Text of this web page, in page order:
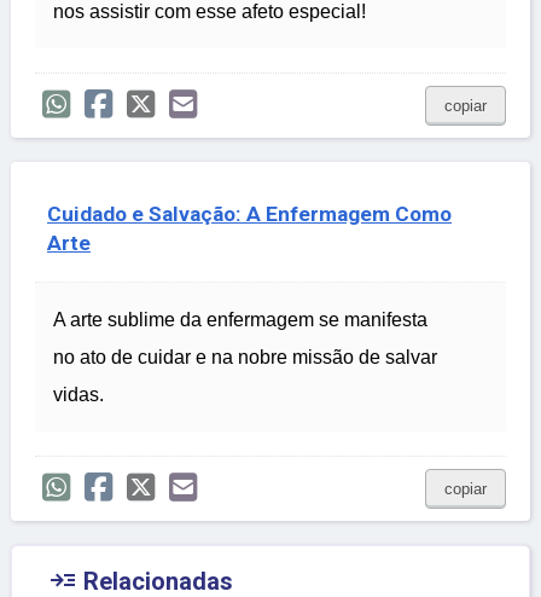
nos assistir com esse afeto especial!
copiar
Cuidado e Salvação: A Enfermagem Como
Arte
A arte sublime da enfermagem se manifesta
no ato de cuidar e na nobre missão de salvar
vidas.
copiar
 Relacionadas